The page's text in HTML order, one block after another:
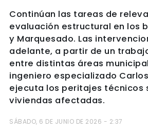
Continúan las tareas de
evaluación estructural en los
y Marquesado. Las
adelante, a partir de un
entre distintas áreas
ingeniero especializado
ejecuta los peritajes técnicos
viviendas afectadas.
SÁBADO, 6 DE JUNIO DE 2026 - 2:37